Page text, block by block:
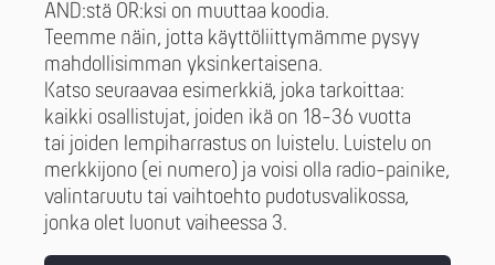
AND:stä OR:ksi on muuttaa koodia.
Teemme näin, jotta käyttöliittymämme pysyy
mahdollisimman yksinkertaisena.
Katso seuraavaa esimerkkiä, joka tarkoittaa:
kaikki osallistujat, joiden ikä on 18-36 vuotta
tai joiden lempiharrastus on luistelu. Luistelu on
merkkijono (ei numero) ja voisi olla radio-painike,
valintaruutu tai vaihtoehto pudotusvalikossa,
jonka olet luonut vaiheessa 3.